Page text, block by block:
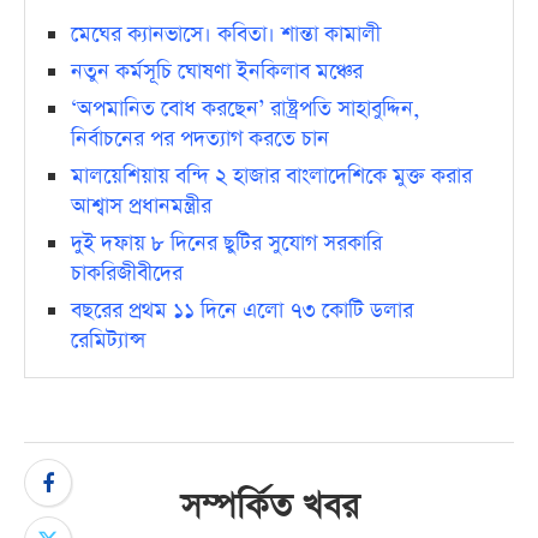
মেঘের ক্যানভাসে। কবিতা। শান্তা কামালী
নতুন কর্মসূচি ঘোষণা ইনকিলাব মঞ্চের
‘অপমানিত বোধ করছেন’ রাষ্ট্রপতি সাহাবুদ্দিন,
নির্বাচনের পর পদত্যাগ করতে চান
মালয়েশিয়ায় বন্দি ২ হাজার বাংলাদেশিকে মুক্ত করার
আশ্বাস প্রধানমন্ত্রীর
দুই দফায় ৮ দিনের ছুটির সুযোগ সরকারি
চাকরিজীবীদের
বছরের প্রথম ১১ দিনে এলো ৭৩ কোটি ডলার
রেমিট্যান্স
সম্পর্কিত খবর